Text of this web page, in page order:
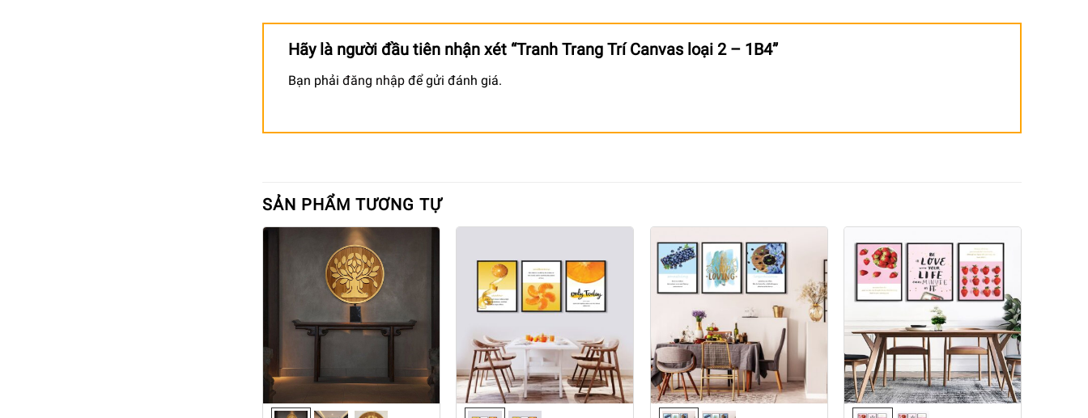
Hãy là người đầu tiên nhận xét “Tranh Trang Trí Canvas loại 2 – 1B4”
Bạn phải đăng nhập để gửi đánh giá.
SẢN PHẨM TƯƠNG TỰ